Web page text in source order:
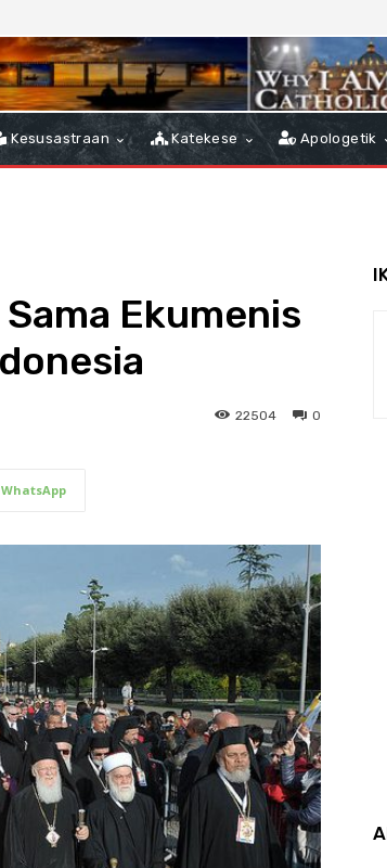
Kesusastraan Katekese Apologetik
Ekumenis
0
22504
WhatsApp